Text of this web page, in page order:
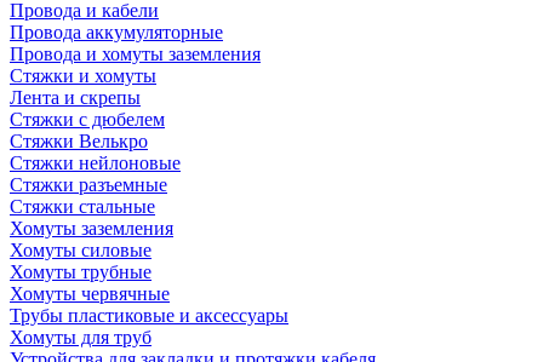
Провода и кабели
Провода аккумуляторные
Провода и хомуты заземления
Стяжки и хомуты
Лента и скрепы
Стяжки c дюбелем
Стяжки Велькро
Стяжки нейлоновые
Стяжки разъемные
Стяжки стальные
Хомуты заземления
Хомуты силовые
Хомуты трубные
Хомуты червячные
Трубы пластиковые и аксессуары
Хомуты для труб